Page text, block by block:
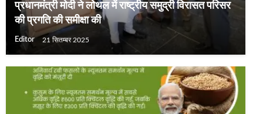
प्रधानमंत्री मोदी ने लोथल में राष्ट्रीय समुद्री विरासत परिसर
की प्रगति की समीक्षा की
Editor 21 सितम्बर 2025